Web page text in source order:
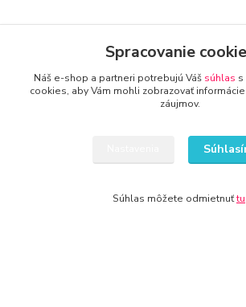
AUTO-TECHNA
Spracovanie
Náš e-shop a partneri potrebujú Váš súhlas s
cookies, aby Vám mohli zobrazovať informácie
záujmov.
Súhlas môžete odmietnuťtu